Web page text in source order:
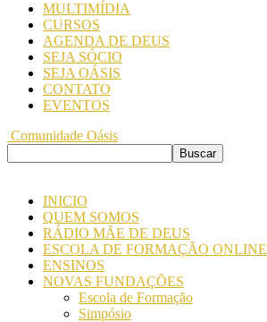
MULTIMÍDIA
CURSOS
AGENDA DE DEUS
SEJA SÓCIO
SEJA OÁSIS
CONTATO
EVENTOS
Comunidade Oásis
INICIO
QUEM SOMOS
RÁDIO MÃE DE DEUS
ESCOLA DE FORMAÇÃO ONLINE
ENSINOS
NOVAS FUNDAÇÕES
Escola de Formação
Simpósio